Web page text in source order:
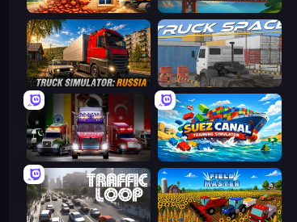
City Constructor Bridge Builder
Truck Simulator: Russia Truck Space
Big Euro Truck Driving Suez Canal Training Simulator